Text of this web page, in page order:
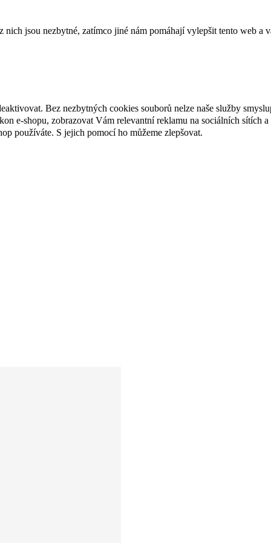
jsou nezbytné, zatímco jiné nám pomáhají vylepšit tento web a
Bez nezbytných cookies souborů nelze naše služby
e-shopu, zobrazovat Vám relevantní reklamu na sociálních sítích
používáte. S jejich pomocí ho můžeme zlepšovat.